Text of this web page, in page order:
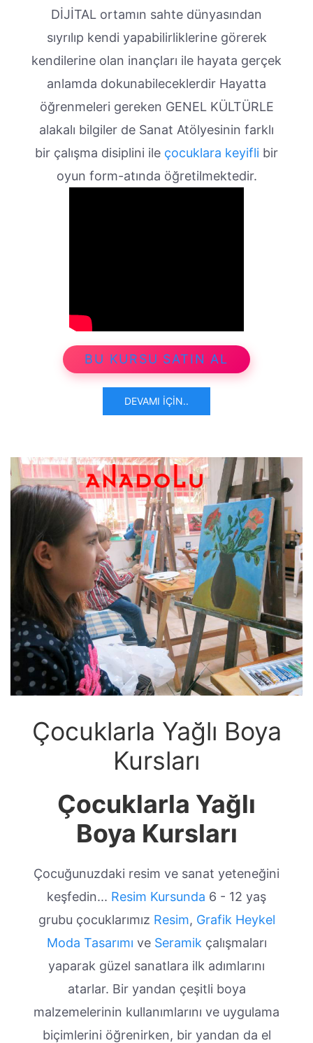
DİJİTAL ortamın sahte dünyasından
sıyrılıp kendi yapabilirliklerine görerek
kendilerine olan inançları ile hayata gerçek
anlamda dokunabileceklerdir Hayatta
öğrenmeleri gereken GENEL KÜLTÜRLE
alakalı bilgiler de Sanat Atölyesinin farklı
bir çalışma disiplini ile çocuklara keyifli bir
oyun form-atında öğretilmektedir.
BU KURSU SATIN AL
DEVAMI İÇIN..
Çocuklarla Yağlı Boya
Kursları
Çocuklarla Yağlı
Boya Kursları
Çocuğunuzdaki resim ve sanat yeteneğini
keşfedin... Resim Kursunda 6 - 12 yaş
grubu çocuklarımız Resim, Grafik Heykel
Moda Tasarımı veSeramik çalışmaları
yaparak güzel sanatlara ilk adımlarını
atarlar. Bir yandan çeşitli boya
malzemelerinin kullanımlarını ve uygulama
biçimlerini öğrenirken, bir yandan da el